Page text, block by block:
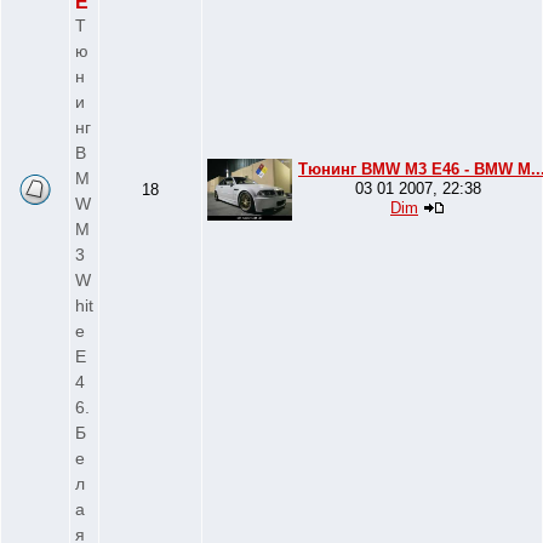
Т
ю
н
и
нг
B
M
W
M
3
W
hit
e
E
4
6.
Б
е
л
а
я
18
Тюнинг BMW M3 E46 - BMW
03 01 2007, 22:38
Dim